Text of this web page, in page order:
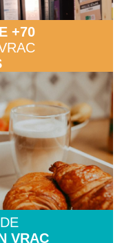
+70
VRAC